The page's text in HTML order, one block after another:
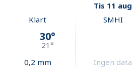
Tis 11 aug
Klart
30°
21°
0,2 mm
SMHI
Ingen data